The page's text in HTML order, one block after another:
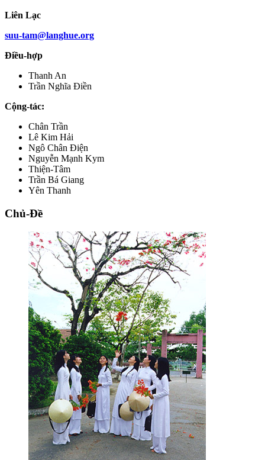
Liên Lạc
suu-tam@langhue.org
Điều-hợp
Thanh An
Trần Nghĩa Điền
Cộng-tác:
Chân Trần
Lê Kim Hải
Ngô Chân Điện
Nguyễn Mạnh Kym
Thiện-Tâm
Trần Bá Giang
Yên Thanh
Chủ-Đề